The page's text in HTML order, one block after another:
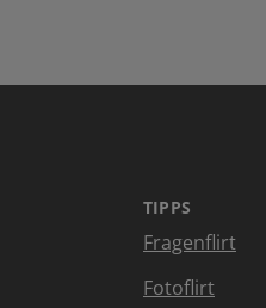
TIPPS
Fragenflirt
Fotoflirt